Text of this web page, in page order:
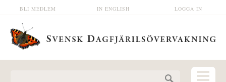
Hoppa till huvudinnehåll LOGGA IN
IN ENGLISH
BLI MEDLEM